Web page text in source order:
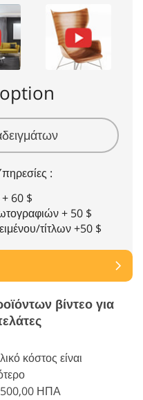
:
60 $
+ 50 $
τίτλων +50 $
βίντεο για
κόστος είναι
ΗΠΑ